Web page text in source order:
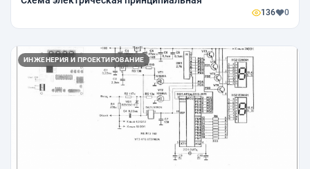
136 0
ИНЖЕНЕРИЯ И ПРОЕКТИРОВАНИЕ